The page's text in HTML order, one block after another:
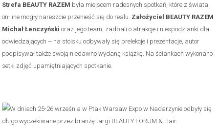
Strefa BEAUTY RAZEM była miejscem radosnych spotkań, które z świata
on-line mogły nareszcie przenieść się do realu. Założyciel BEAUTY RAZEM
Michał Łenczyński oraz jego team, zadbali o atrakcje i niespodzianki dla
odwiedzających – na stoisku odbywały się prelekcje i prezentacje, autor
podpisywał także swoją niedawno wydaną książkę. Na ściankach wykonano
setki zdjęć upamiętniających spotkanie.